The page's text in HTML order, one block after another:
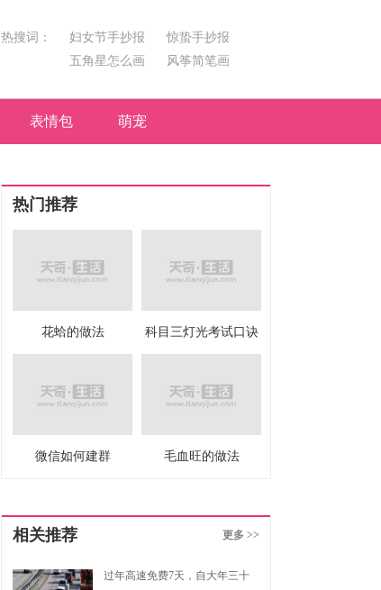
热搜词： 妇女节手抄报
惊蛰手抄报
五角星怎么画
风筝简笔画
表情包 萌宠
热门推荐
花蛤的做法 科目三灯光考试口诀
微信如何建群 毛血旺的做法
相关推荐 更多 >>
过年高速免费7天，自大年三十